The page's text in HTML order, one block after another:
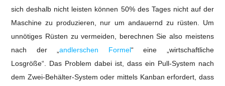
sich deshalb nicht leisten können 50% des Tages nicht auf der
Maschine zu produzieren, nur um andauernd zu rüsten. Um
unnötiges Rüsten zu vermeiden, berechnen Sie also meistens
nach der „andlerschen Formel“ eine „wirtschaftliche
Losgröße“. Das Problem dabei ist, dass ein Pull-System nach
dem Zwei-Behälter-System oder mittels Kanban erfordert, dass